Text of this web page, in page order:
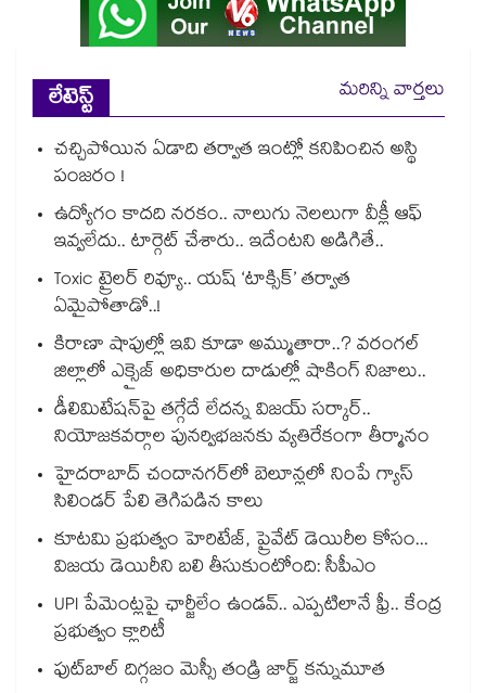
లేటెస్ట్
మరిన్ని వార్తలు
చచ్చిపోయిన ఏడాది తర్వాత ఇంట్లో కనిపించిన అస్థి
పంజరం !
ఉద్యోగం కాదది నరకం.. నాలుగు నెలలుగా వీక్లీ ఆఫ్
ఇవ్వలేదు.. టార్గెట్ చేశారు.. ఇదేంటని అడిగితే..
Toxic ట్రైలర్ రివ్యూ.. యష్ ‘టాక్సిక్’ తర్వాత
ఏమైపోతాడో..!
కిరాణా షాపుల్లో ఇవి కూడా అమ్ముతారా..? వరంగల్
జిల్లాలో ఎక్సైజ్ అధికారుల దాడుల్లో షాకింగ్ నిజాలు..
డీలిమిటేషన్‎పై తగ్గేదే లేదన్న విజయ్ సర్కార్..
నియోజకవర్గాల పునర్విభజనకు వ్యతిరేకంగా తీర్మానం
హైదరాబాద్⁪ చందానగర్⁫లో బెలూన్లలో నింపే గ్యాస్
సిలిండర్ పేలి తెగిపడిన కాలు
కూటమి ప్రభుత్వం హెరిటేజ్, ప్రైవేట్ డెయిరీల కోసం...
విజయ డెయిరీని బలి తీసుకుంటోంది: సీపీఎం
UPI పేమెంట్లపై ఛార్జీలేం ఉండవ్.. ఎప్పటిలానే ఫ్రీ.. కేంద్ర
ప్రభుత్వం క్లారిటీ
ఫుట్‎బాల్ దిగ్గజం మెస్సీ తండ్రి జార్జ్ కన్నుమూత